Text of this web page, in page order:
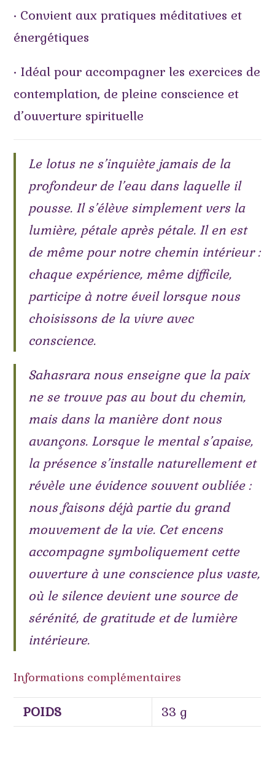
• Convient aux pratiques méditatives et
énergétiques
• Idéal pour accompagner les exercices de
contemplation, de pleine conscience et
d’ouverture spirituelle
Le lotus ne s’inquiète jamais de la
profondeur de l’eau dans laquelle il
pousse. Il s’élève simplement vers la
lumière, pétale après pétale. Il en est
de même pour notre chemin intérieur :
chaque expérience, même difficile,
participe à notre éveil lorsque nous
choisissons de la vivre avec
conscience.
Sahasrara nous enseigne que la paix
ne se trouve pas au bout du chemin,
mais dans la manière dont nous
avançons. Lorsque le mental s’apaise,
la présence s’installe naturellement et
révèle une évidence souvent oubliée :
nous faisons déjà partie du grand
mouvement de la vie. Cet encens
accompagne symboliquement cette
ouverture à une conscience plus vaste,
où le silence devient une source de
sérénité, de gratitude et de lumière
intérieure.
Informations complémentaires
POIDS 33 g